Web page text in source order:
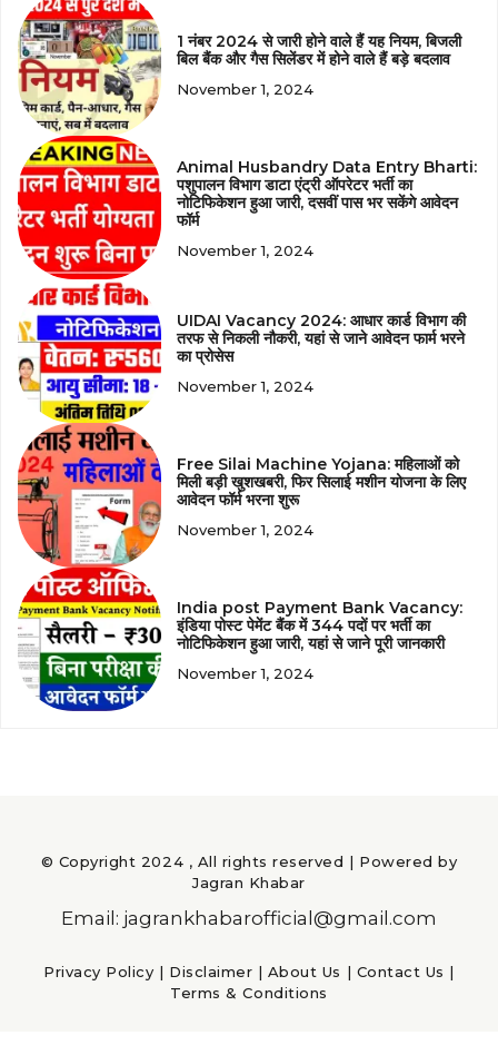
1 नंबर 2024 से जारी होने वाले हैं यह नियम, बिजली
बिल बैंक और गैस सिलेंडर में होने वाले हैं बड़े बदलाव
November 1, 2024
Animal Husbandry Data Entry Bharti:
पशुपालन विभाग डाटा एंट्री ऑपरेटर भर्ती का
नोटिफिकेशन हुआ जारी, दसवीं पास भर सकेंगे आवेदन
फॉर्म
November 1, 2024
UIDAI Vacancy 2024: आधार कार्ड विभाग की
तरफ से निकली नौकरी, यहां से जाने आवेदन फार्म भरने
का प्रोसेस
November 1, 2024
Free Silai Machine Yojana: महिलाओं को
मिली बड़ी खुशखबरी, फिर सिलाई मशीन योजना के लिए
आवेदन फॉर्म भरना शुरू
November 1, 2024
India post Payment Bank Vacancy:
इंडिया पोस्ट पेमेंट बैंक में 344 पदों पर भर्ती का
नोटिफिकेशन हुआ जारी, यहां से जाने पूरी जानकारी
November 1, 2024
© Copyright 2024 , All rights reserved | Powered by
Jagran Khabar
Email: jagrankhabarofficial@gmail.com
Privacy Policy | Disclaimer | About Us | Contact Us |
Terms & Conditions